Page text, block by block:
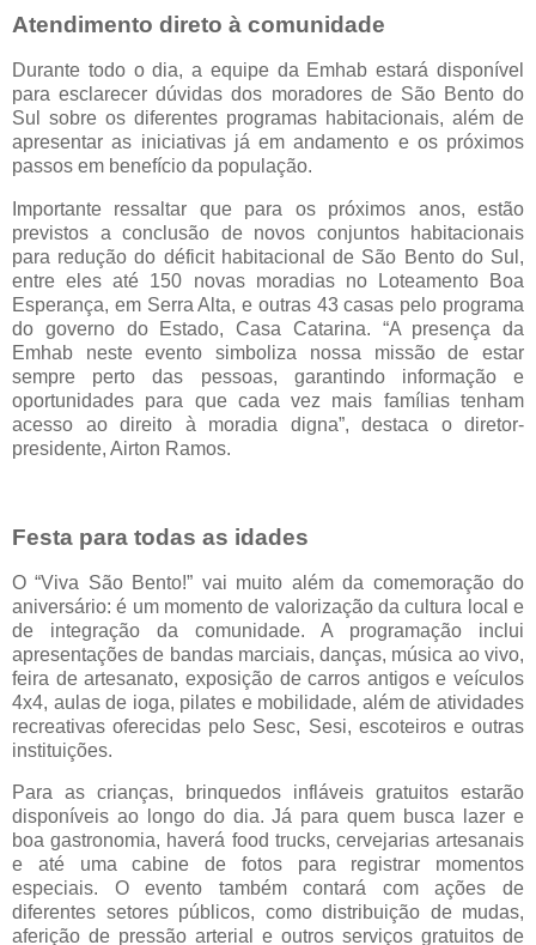
Atendimento direto à comunidade
Durante todo o dia, a equipe da Emhab estará disponível
para esclarecer dúvidas dos moradores de São Bento do
Sul sobre os diferentes programas habitacionais, além de
apresentar as iniciativas já em andamento e os próximos
passos em benefício da população.
Importante ressaltar que para os próximos anos, estão
previstos a conclusão de novos conjuntos habitacionais
para redução do déficit habitacional de São Bento do Sul,
entre eles até 150 novas moradias no Loteamento Boa
Esperança, em Serra Alta, e outras 43 casas pelo programa
do governo do Estado, Casa Catarina. “A presença da
Emhab neste evento simboliza nossa missão de estar
sempre perto das pessoas, garantindo informação e
oportunidades para que cada vez mais famílias tenham
acesso ao direito à moradia digna”, destaca o diretor-
presidente, Airton Ramos.
Festa para todas as idades
O “Viva São Bento!” vai muito além da comemoração do
aniversário: é um momento de valorização da cultura local e
de integração da comunidade. A programação inclui
apresentações de bandas marciais, danças, música ao vivo,
feira de artesanato, exposição de carros antigos e veículos
4x4, aulas de ioga, pilates e mobilidade, além de atividades
recreativas oferecidas pelo Sesc, Sesi, escoteiros e outras
instituições.
Para as crianças, brinquedos infláveis gratuitos estarão
disponíveis ao longo do dia. Já para quem busca lazer e
boa gastronomia, haverá food trucks, cervejarias artesanais
e até uma cabine de fotos para registrar momentos
especiais. O evento também contará com ações de
diferentes setores públicos, como distribuição de mudas,
aferição de pressão arterial e outros serviços gratuitos de